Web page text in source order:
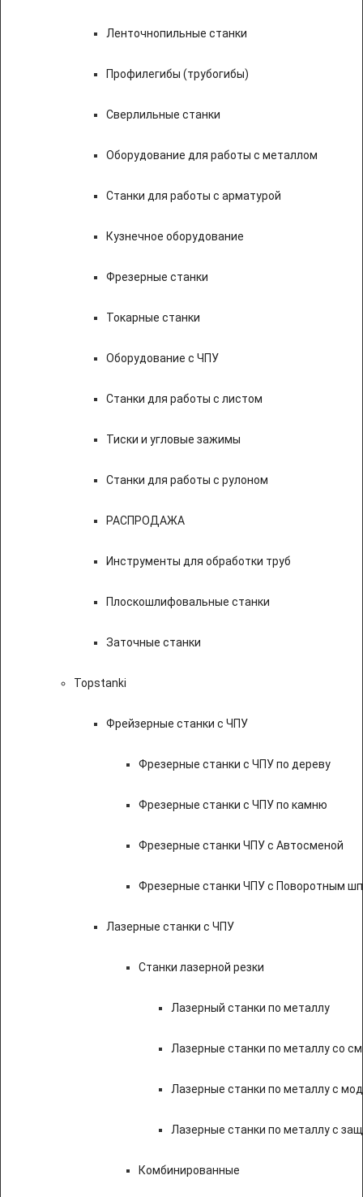
Ленточнопильные станки
Профилегибы (трубогибы)
Сверлильные станки
Оборудование для работы с металлом
Станки для работы с арматурой
Кузнечное оборудование
Фрезерные станки
Токарные станки
Оборудование с ЧПУ
Станки для работы с листом
Тиски и угловые зажимы
Станки для работы с рулоном
РАСПРОДАЖА
Инструменты для обработки труб
Плоскошлифовальные станки
Заточные станки
Topstanki
Фрейзерные станки с ЧПУ
Фрезерные станки с ЧПУ по дереву
Фрезерные станки с ЧПУ по камню
Фрезерные станки ЧПУ с Автосменой
Фрезерные станки ЧПУ с Поворотным
Лазерные станки с ЧПУ
Станки лазерной резки
Лазерный станки по металлу
Лазерные станки по металлу со
Лазерные станки по металлу с
Лазерные станки по металлу с
Комбинированные